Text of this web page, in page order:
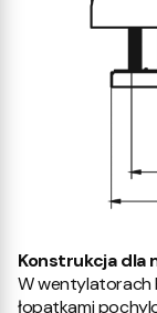
Konstrukcja dla
W wentylatorach
łopatkami